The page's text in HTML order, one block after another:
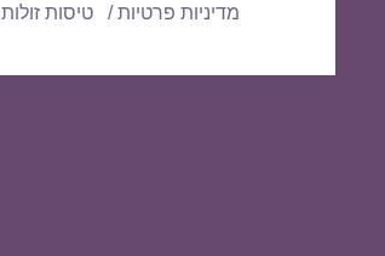
מדיניות פרטיות טיסות זולות